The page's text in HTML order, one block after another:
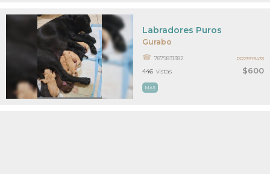
Gurabo
$600
Labradores Puros
7879831382
MAS
446 vistas
PR23919433